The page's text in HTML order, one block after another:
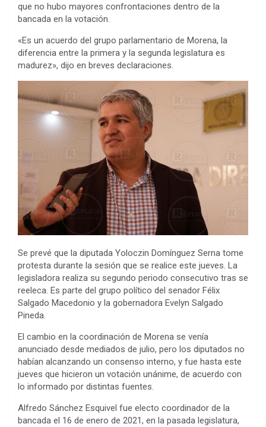
que no hubo mayores confrontaciones dentro de la
bancada en la votación.
«Es un acuerdo del grupo parlamentario de Morena, la
diferencia entre la primera y la segunda legislatura es
madurez», dijo en breves declaraciones.
Se prevé que la diputada Yoloczin Domínguez Serna tome
protesta durante la sesión que se realice este jueves. La
legisladora realiza su segundo periodo consecutivo tras se
reeleca. Es parte del grupo político del senador Félix
Salgado Macedonio y la gobernadora Evelyn Salgado
Pineda.
El cambio en la coordinación de Morena se venía
anunciado desde mediados de julio, pero los diputados no
habían alcanzando un consenso interno, y fue hasta este
jueves que hicieron un votación unánime, de acuerdo con
lo informado por distintas fuentes.
Alfredo Sánchez Esquivel fue electo coordinador de la
bancada el 16 de enero de 2021, en la pasada legislatura,